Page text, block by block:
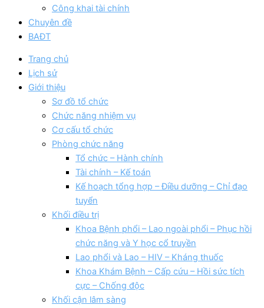
Công khai tài chính
Chuyên đề
BAĐT
Trang chủ
Lịch sử
Giới thiệu
Sơ đồ tổ chức
Chức năng nhiệm vụ
Cơ cấu tổ chức
Phòng chức năng
Tổ chức – Hành chính
Tài chính – Kế toán
Kế hoạch tổng hợp – Điều dưỡng – Chỉ đạo
tuyển
Khối điều trị
Khoa Bệnh phổi – Lao ngoài phổi – Phục hồi
chức năng và Y học cổ truyền
Lao phổi và Lao – HIV – Kháng thuốc
Khoa Khám Bệnh – Cấp cứu – Hồi sức tích
cực – Chống độc
Khối cận lâm sàng